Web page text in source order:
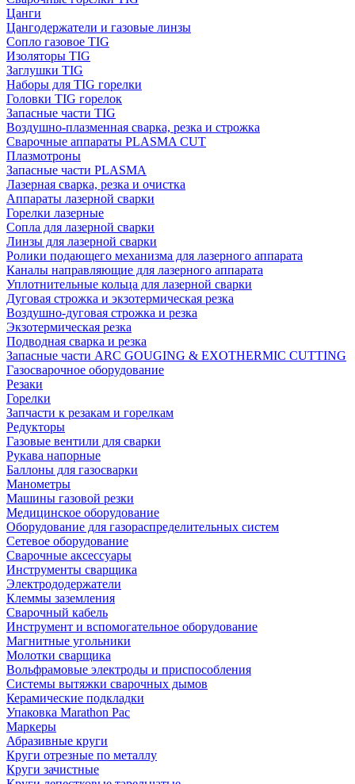
Цанги
Цангодержатели и газовые линзы
Сопло газовое TIG
Изоляторы TIG
Заглушки TIG
Наборы для TIG горелки
Головки TIG горелок
Запасные части TIG
Воздушно-плазменная сварка, резка и строжка
Сварочные аппараты PLASMA CUT
Плазмотроны
Запасные части PLASMA
Лазерная сварка, резка и очистка
Аппараты лазерной сварки
Горелки лазерные
Сопла для лазерной сварки
Линзы для лазерной сварки
Ролики подающего механизма для лазерного аппарата
Каналы направляющие для лазерного аппарата
Уплотнительные кольца для лазерной сварки
Дуговая строжка и экзотермическая резка
Воздушно-дуговая строжка и резка
Экзотермическая резка
Подводная сварка и резка
Запасные части ARC GOUGING & EXOTHERMIC CUTTING
Газосварочное оборудование
Резаки
Горелки
Запчасти к резакам и горелкам
Редукторы
Газовые вентили для сварки
Рукава напорные
Баллоны для газосварки
Манометры
Машины газовой резки
Медицинское оборудование
Оборудование для газораспределительных систем
Сетевое оборудование
Сварочные аксессуары
Инструменты сварщика
Электрододержатели
Клеммы заземления
Сварочный кабель
Инструмент и вспомогательное оборудование
Магнитные угольники
Молотки сварщика
Вольфрамовые электроды и приспособления
Системы вытяжки сварочных дымов
Керамические подкладки
Упаковка Marathon Pac
Маркеры
Абразивные круги
Круги отрезные по металлу
Круги зачистные